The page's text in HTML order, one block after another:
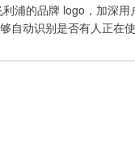
浦的品牌 logo，加深
自动识别是否有人正在